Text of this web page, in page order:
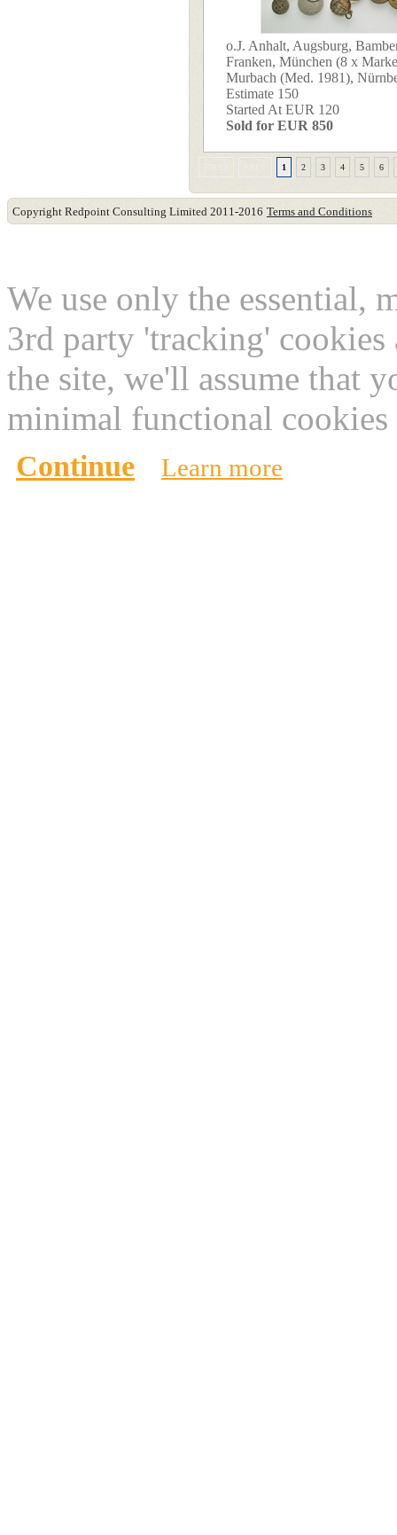
o.J. Anhalt, Augsburg,
Franken, München (8 x
Murbach (Med. 1981),
Estimate 150
Started At EUR 120
Sold for EUR 850
1 2 3 4 5 6
Copyright Redpoint Consulting Limited 2011-2016 Terms and Conditions
We use only the essential,
3rd party 'tracking'
the site, we'll assume that
minimal functional
Continue Learn more